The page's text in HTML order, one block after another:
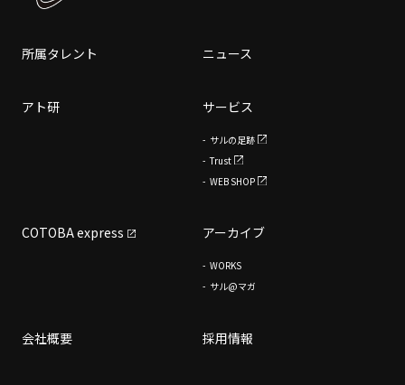
所属タレント ニュース
アト研 サービス
サルの足跡
Trust
WEB SHOP
COTOBA express アーカイブ
WORKS
サル@マガ
会社概要 採用情報